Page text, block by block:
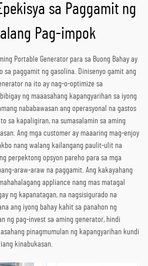
sa Paggamit ng
Pag-impok
Portable Generator para sa Buong Bahay ay
sa paggamit ng gasolina. Dinisenyo gamit ang
na ito ay nag-o-optimize sa
ng maaasahang kapangyarihan sa iyong
nababawasan ang operasyonal na gastos
sa kapaligiran, na sumasalamin sa aming
Ang mga customer ay maaaring mag-enjoy
nang walang kailangang paulit-ulit na
perpektong opsyon pareho para sa mga
araw-araw na paggamit. Ang kakayahang
appliance nang mas matagal
ng kapanatagan, na nagsisigurado na
ang iyong bahay kahit sa panahon ng
ng pag-invest sa aming generator, hindi
pinagmumulan ng kapangyarihan kundi
kinabukasan.